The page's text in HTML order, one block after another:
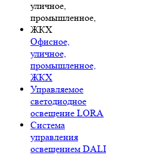
Офисное,
уличное,
промышленное,
ЖКХ
Управляемое
светодиодное
освещение LORA
Система
управления
освещением DALI